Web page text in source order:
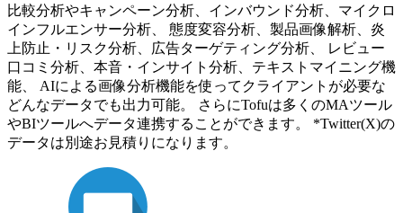
比較分析やキャンペーン分析、インバウンド分析、マイクロ
インフルエンサー分析、 態度変容分析、製品画像解析、炎
上防止・リスク分析、広告ターゲティング分析、 レビュー
口コミ分析、本音・インサイト分析、テキストマイニング機
能、 AIによる画像分析機能を使ってクライアントが必要な
どんなデータでも出力可能。 さらにTofuは多くのMAツール
やBIツールへデータ連携することができます。 *Twitter(X)の
データは別途お見積りになります。